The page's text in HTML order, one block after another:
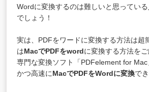
Wordに変換するのは難しいと思ってい
でしょう！
実は、PDFをワードに変換する方法は超
はMacでPDFをwordに変換する方法をご
専門な変換ソフト
「PDFelement for Mac
かつ高速にMacでPDFをWordに変換で